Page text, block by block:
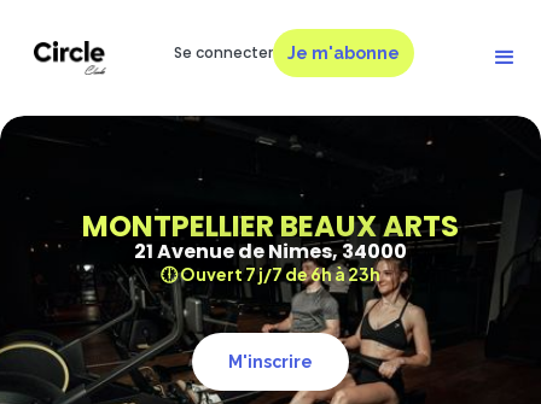
Se connecter Je m'abonne
MONTPELLIER BEAUX ARTS
21 Avenue de Nimes, 34000
🕕 Ouvert 7 j/7 de 6h à 23h
M'inscrire